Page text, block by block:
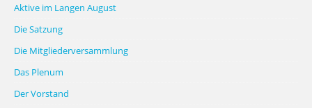
Aktive im Langen August
Die Satzung
Die Mitgliederversammlung
Das Plenum
Der Vorstand